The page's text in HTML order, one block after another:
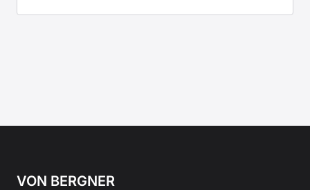
VON BERGNER